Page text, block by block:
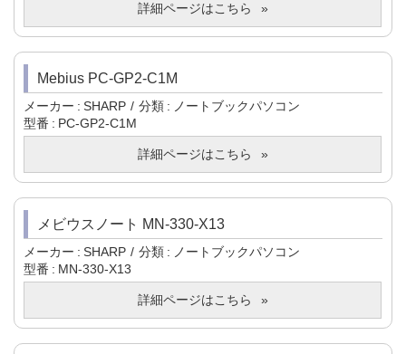
詳細ページはこちら
Mebius PC-GP2-C1M
メーカー SHARP 分類
ノートブックパソコン
型番
PC-GP2-C1M
詳細ページはこちら
メビウスノート MN-330-X13
メーカー SHARP 分類
ノートブックパソコン
型番
MN-330-X13
詳細ページはこちら